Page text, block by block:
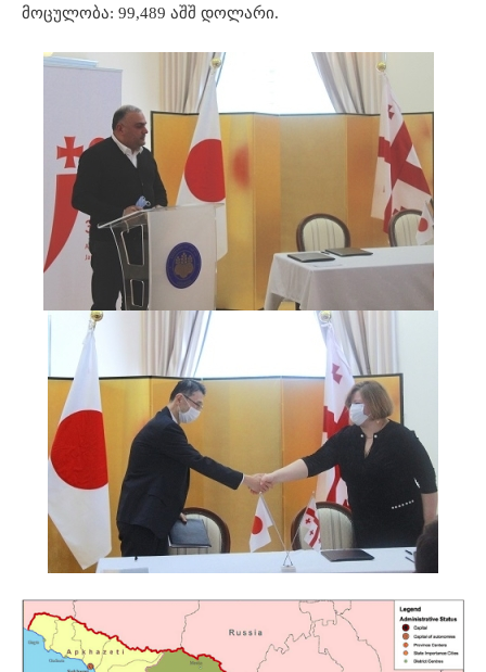
მოცულობა: 99,489 აშშ დოლარი.